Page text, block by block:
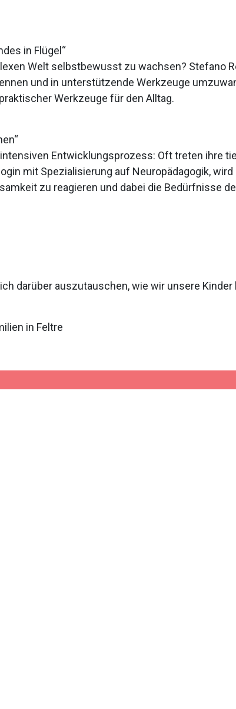
in Flügel“
Welt selbstbewusst zu wachsen? Stefano
und in unterstützende Werkzeuge
Werkzeuge für den Alltag.
Entwicklungsprozess: Oft treten ihre
mit Spezialisierung auf Neuropädagogik,
zu reagieren und dabei die Bedürfnisse
darüber auszutauschen, wie wir unsere
in Feltre